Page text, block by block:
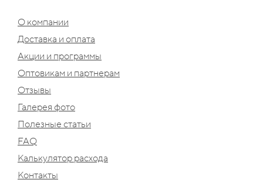
О компании
Доставка и оплата
Акции и программы
Оптовикам и партнерам
Отзывы
Галерея фото
Полезные статьи
FAQ
Калькулятор расхода
Контакты